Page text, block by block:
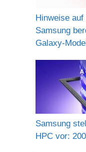
Hinweise auf
Samsung
Galaxy-
Samsung
HPC vor: